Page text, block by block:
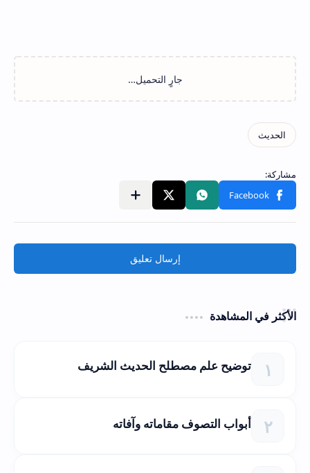
إرسال تعليق
الأكثر في المشاهدة
توضيح علم مصطلح الحديث الشريف
أبواب التصوف مقاماته وآفاته